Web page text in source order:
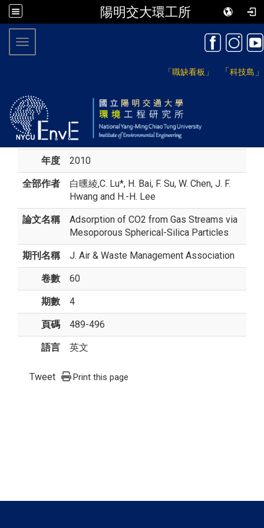
陽明交大環工所
「職缺看板」 「科技島 」
Toggle navigation
年度 2010
全部作者 白曛綾,C. Lu*, H. Bai, F. Su, W. Chen, J. F.
Hwang and H.-H. Lee
論文名稱
Adsorption of CO2 from Gas Streams via
Mesoporous Spherical-Silica Particles
期刊名稱 J. Air & Waste Management Association
卷數 60
期數 4
頁碼 489-496
語言 英文
Tweet Print this page